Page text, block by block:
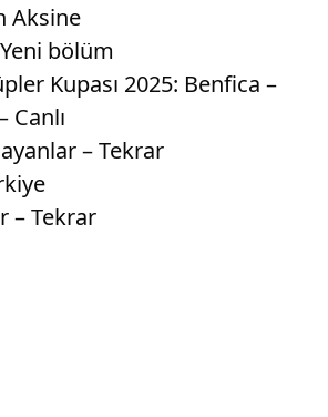
Aksine
bölüm
Kupası 2025: Benfica –
Canlı
– Tekrar
– Tekrar